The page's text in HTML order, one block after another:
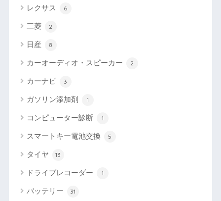
レクサス 6
三菱 2
日産 8
カーオーディオ・スピーカー 2
カーナビ 3
ガソリン添加剤 1
コンピューター診断 1
スマートキー電池交換 5
タイヤ 13
ドライブレコーダー 1
バッテリー 31